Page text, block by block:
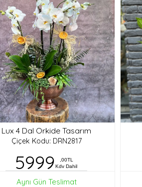
Lux 4 Dal Orkide Tasarım
Çiçek Kodu: DRN2817
5999
,00TL
Kdv Dahil
Aynı Gün Teslimat